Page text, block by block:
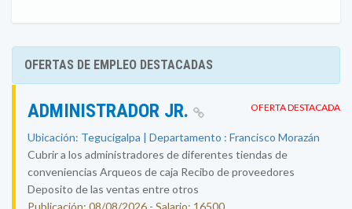
OFERTAS DE EMPLEO DESTACADAS
OFERTA DESTACADA
ADMINISTRADOR JR.
Ubicación: Tegucigalpa | Departamento : Francisco Morazán
Cubrir a los administradores de diferentes tiendas de
conveniencias Arqueos de caja Recibo de proveedores
Deposito de las ventas entre otros
Publicación: 08/08/2026 - Salario: 16500